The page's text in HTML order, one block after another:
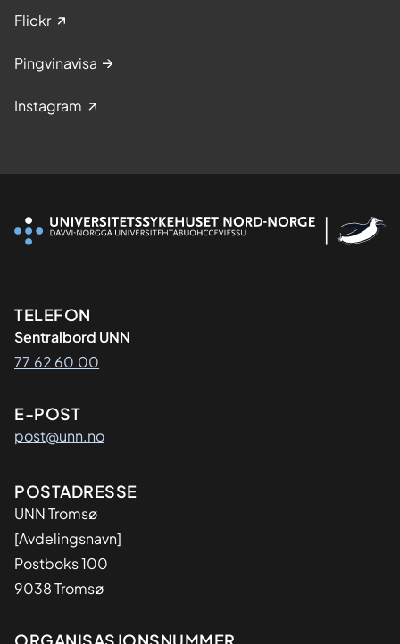
Flickr
Pingvinavisa
Instagram
Kontaktinformasjon
TELEFON
Sentralbord UNN
77 62 60 00
E-POST
post@unn.no
Adresse
POSTADRESSE
UNN Tromsø
[Avdelingsnavn]
Postboks 100
9038 Tromsø